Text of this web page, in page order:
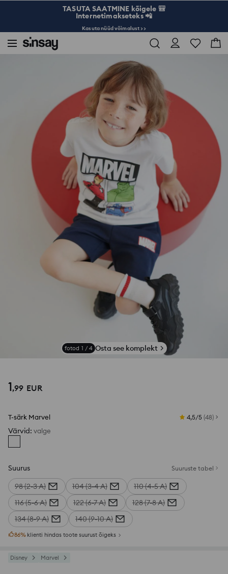
TASUTA SAATMINE kõigele 🎒
Internetimakseteks 📲
Kasuta nüüd võimalust >>
T-särk Marvel
fotod 1 / 4 Osta see komplekt
1,99 EUR
T-särk Marvel 4,5/5 (48)
Värvid: valge
Suurus Suuruste tabel
98 (2-3 A) 104 (3-4 A)
110 (4-5 A)
116 (5-6 A)
122 (6-7 A)
128 (7-8 A)
134 (8-9 A)
140 (9-10 A)
86% klienti hindas toote suurust õigeks
Disney Marvel